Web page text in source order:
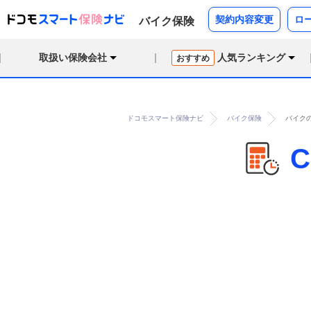
バイク保険 契約内容変更 ロ
取扱い保険会社 おすすめ 人気ランキング
ドコモスマート保険ナビ バイク保険 バイク